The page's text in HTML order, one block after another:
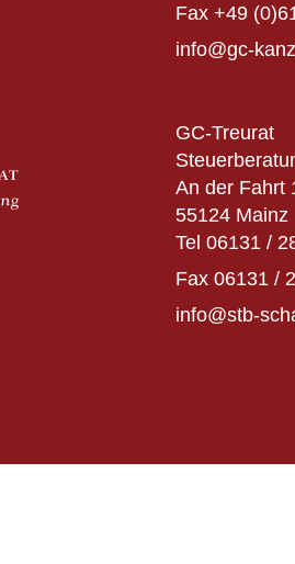
Fax +49
info@gc-
GC-Treurat
An der Fahrt
55124 Mainz
Tel 06131 /
Fax 06131 /
info@stb-